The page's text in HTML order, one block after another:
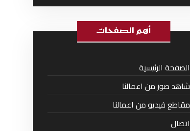
أهم الصفحات
الصفحة الرئيسية
شاهد صور من اعمالنا
مقاطع فيديو من اعمالنا
اتصال